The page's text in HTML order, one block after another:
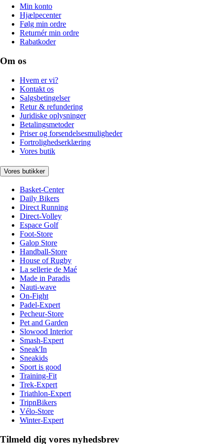
Min konto
Hjælpecenter
Følg min ordre
Returnér min ordre
Rabatkoder
Om os
Hvem er vi?
Kontakt os
Salgsbetingelser
Retur & refundering
Juridiske oplysninger
Betalingsmetoder
Priser og forsendelsesmuligheder
Fortrolighedserklæring
Vores butik
Vores butikker
Basket-Center
Daily Bikers
Direct Running
Direct-Volley
Espace Golf
Foot-Store
Galop Store
Handball-Store
House of Rugby
La sellerie de Maé
Made in Paradis
Nauti-wave
On-Fight
Padel-Expert
Pecheur-Store
Pet and Garden
Slowood Interior
Smash-Expert
Sneak'In
Sneakids
Sport is good
Training-Fit
Trek-Expert
Triathlon-Expert
TripnBikers
Vélo-Store
Winter-Expert
Tilmeld dig vores nyhedsbrev